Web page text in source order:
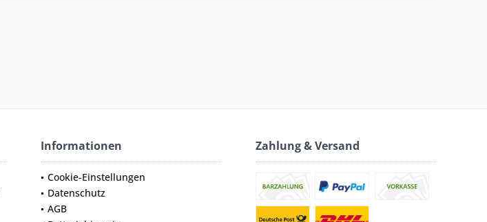
Informationen
Cookie-Einstellungen
Datenschutz
AGB
Zahlung & Versand